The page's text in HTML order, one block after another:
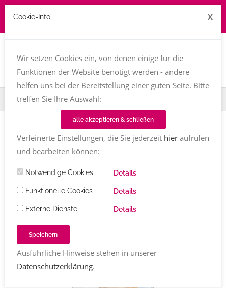
Home TT-Magazin
TEXTINEN
Barbara Stromberg
Barbara Stromberg Kommentare
Share
Cookie-Info X
Wir setzen Cookies ein, von denen einige für die
Funktionen der Website benötigt werden - andere
helfen uns bei der Bereitstellung einer guten Seite. Bitte
treffen Sie Ihre Auswahl:
alle akzeptieren & schließen
Verfeinerte Einstellungen, die Sie jederzeit hieraufrufen
und bearbeiten können:
Notwendige Cookies Details
Funktionelle Cookies Details
Externe Dienste Details
Speichern
Ausführliche Hinweise stehen in unserer
Datenschutzerklärung.